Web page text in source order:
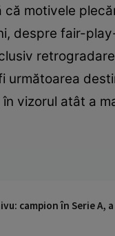
motivele
despre fair-
următoarea
vizorul atât a
campion în Serie A,